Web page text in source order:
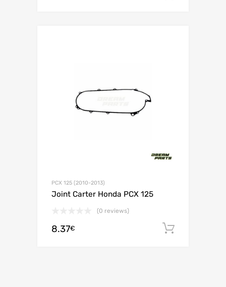
PCX 125 (2010-2013)
Joint Carter Honda PCX 125
(0 reviews)
8.37€